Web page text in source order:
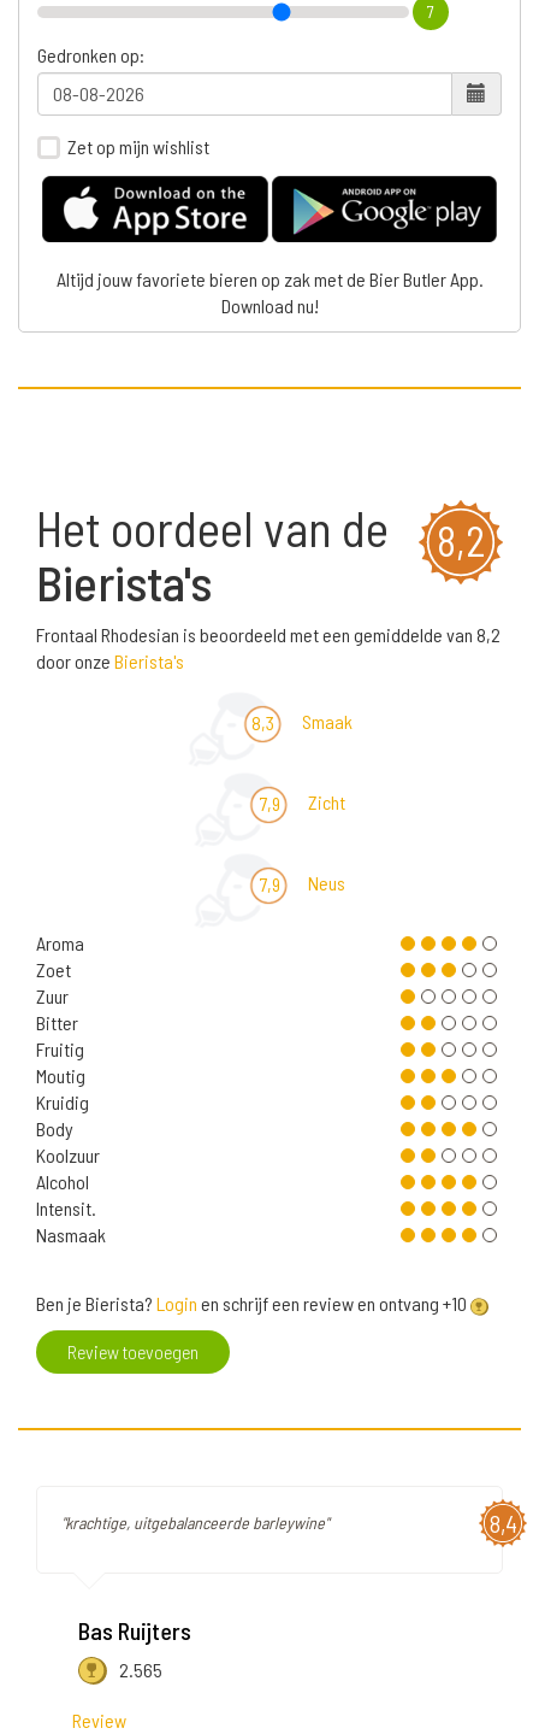
7
Gedronken op:
Zet op mijn wishlist
Altijd jouw favoriete bieren op zak met de Bier Butler App.
Download nu!
8,2
Het oordeel van de
Bierista's
Frontaal Rhodesian is beoordeeld met een gemiddelde van 8,2
door onze Bierista's
8,3 Smaak
7,9 Zicht
7,9 Neus
Aroma
Zoet
Zuur
Bitter
Fruitig
Moutig
Kruidig
Body
Koolzuur
Alcohol
Intensit.
Nasmaak
Ben je Bierista? Login en schrijf een review en ontvang +10
Review toevoegen
8,4
"krachtige, uitgebalanceerde barleywine"
Bas Ruijters
2.565
Review